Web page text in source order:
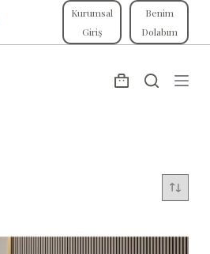
Kurumsal
Giriş
Benim
Dolabım
Shopping